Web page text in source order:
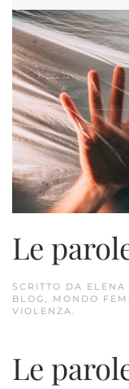
Le
SCRITTO DA ELENA
BLOG, MONDO
VIOLENZA.
Le